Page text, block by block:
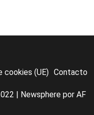
cookies (UE) Contacto
| Newspherepor AF